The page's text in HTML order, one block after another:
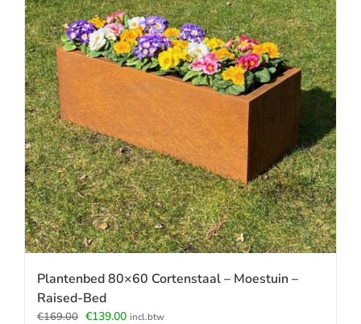
Plantenbed 80×60 Cortenstaal – Moestuin –
Raised-Bed
€169.00 Oorspronkelijke
€139.00Huidige
incl.btw